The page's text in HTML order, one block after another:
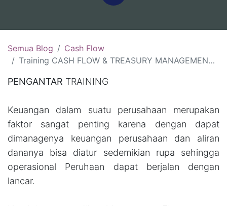
Semua Blog
Cash Flow
Training CASH FLOW & TREASURY MANAGEMENT :(13-14 Agustus 2026, Bali )(20-21 Agustus 2026, Yogyakarta)( 27-28 Agustus 2026 Bandung)(2-4 September 2026, Bandung)
PENGANTAR TRAINING
Keuangan dalam suatu perusahaan merupakan
faktor sangat penting karena dengan dapat
dimanagenya keuangan perusahaan dan aliran
dananya bisa diatur sedemikian rupa sehingga
operasional Peruhaan dapat berjalan dengan
lancar.